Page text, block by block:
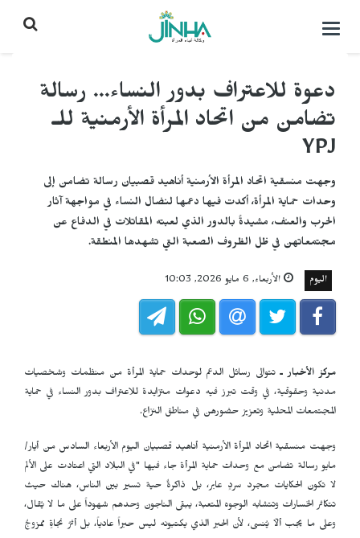
التحكم
دعوة للاعتراف بدور النساء... رسالة
تضامن من اتحاد المرأة الأرمنية للـ
YPJ
وجهت منسقية اتحاد المرأة الأرمنية أناهيد قصبيان رسالة تضامن إلى
وحدات حماية المرأة، أكدت فيها دعمها لنضال النساء في مواجهة آثار
الحرب والعنف، مشيدةً بالدور الذي لعبته المقاتلات في الدفاع عن
مجتمعاتهن في ظل الظروف الصعبة التي تشهدها المنطقة.
اليوم الأربعاء, 6 مايو 2026, 10:03
مركز الأخبار ـتتوالى رسائل الدعم لوحدات حماية المرأة من منظمات وشخصيات
مدنية وحقوقية، في وقت تبرز فيه دعوات متزايدة للاعتراف بدور النساء في حماية
المجتمعات المحلية وتعزيز حضورهن في مناطق النزاع.
وجهت منسقية اتحاد المرأة الأرمنية أناهيد قصبيان اليوم الأربعاء السادس من أيار/
مايو رسالة تضامن مع وحدات حماية المرأة جاء فيها "في البلاد التي اعتادت على الألم
لا تكون الحكايات مجرد سردٍ عابر، بل ذاكرةٌ حية تسير بين الناس، هناك حيث
تتكاثر الخسارات وتتشابه الوجوه المتعبة، يبقى الناجون وحدهم شهوداً على ما لا يُقال،
وعلى ما يجب ألّا يُنسى، لأن الحبر الذي يكتبونه ليس حبراً عادياً، بل أثرُ نجاةٍ ممزوجٌ